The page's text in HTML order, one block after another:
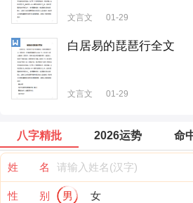
文言文 01-29
白居易的琵琶行全文
文言文 01-29
八字精批 2026运势 命
姓 名
性 别 男 女